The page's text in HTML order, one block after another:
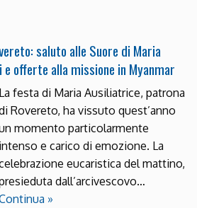
saluto alle Suore di Maria
e offerte alla missione in Myanmar
La festa di Maria Ausiliatrice, patrona
Rovereto, ha vissuto quest’anno
momento particolarmente
intenso e carico di emozione. La
eucaristica del mattino,
dall’arcivescovo…
»